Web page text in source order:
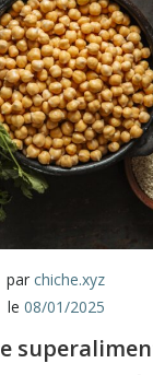
par chiche.xyz
le 08/01/2025